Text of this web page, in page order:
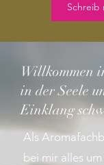
Schreib
Willkommen
in der Seele
Einklang
Als
bei mir alles